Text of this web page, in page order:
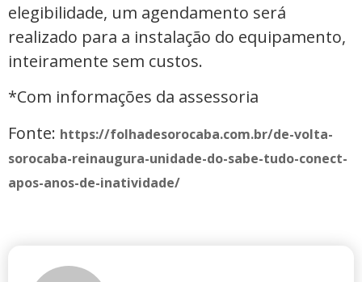
elegibilidade, um agendamento será
realizado para a instalação do equipamento,
inteiramente sem custos.
*Com informações da assessoria
Fonte: https://folhadesorocaba.com.br/de-volta-
sorocaba-reinaugura-unidade-do-sabe-tudo-conect-
apos-anos-de-inatividade/